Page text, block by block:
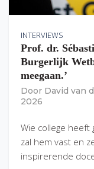
INTERVIEWS
Prof. dr.
Burgerlijk
meegaan.’
Door David van
2026
Wie college heeft
zal hem vast en
inspirerende